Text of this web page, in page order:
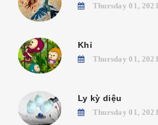
Thursday 01, 2021
Khỉ
Thursday 01, 2021
Ly kỳ diệu
Thursday 01, 2021